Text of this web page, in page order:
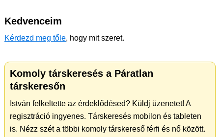
Kedvenceim
Kérdezd meg tőle, hogy mit szeret.
Komoly társkeresés a Páratlan
társkeresőn
István felkeltette az érdeklődésed? Küldj üzenetet! A
regisztráció ingyenes. Társkeresés mobilon és tableten
is. Nézz szét a többi komoly társkereső férfi és nő között.